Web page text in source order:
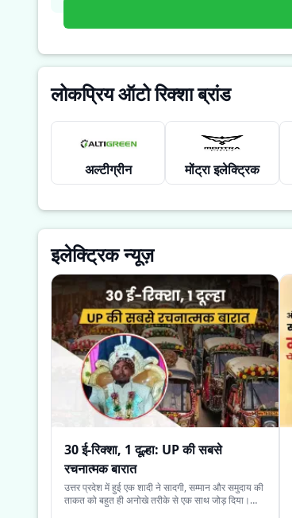
लोकप्रिय ऑटो रिक्शा ब्रांड
अल्टीग्रीन मोंट्रा इलेक्ट्रिक
इलेक्ट्रिक न्यूज़
30 ई-रिक्शा, 1 दूल्हा: UP की सबसे
रचनात्मक बारात
उत्तर प्रदेश में हुई एक शादी ने सादगी, सम्मान और समुदाय की
ताकत को बहुत ही अनोखे तरीके से एक साथ जोड़ दिया।